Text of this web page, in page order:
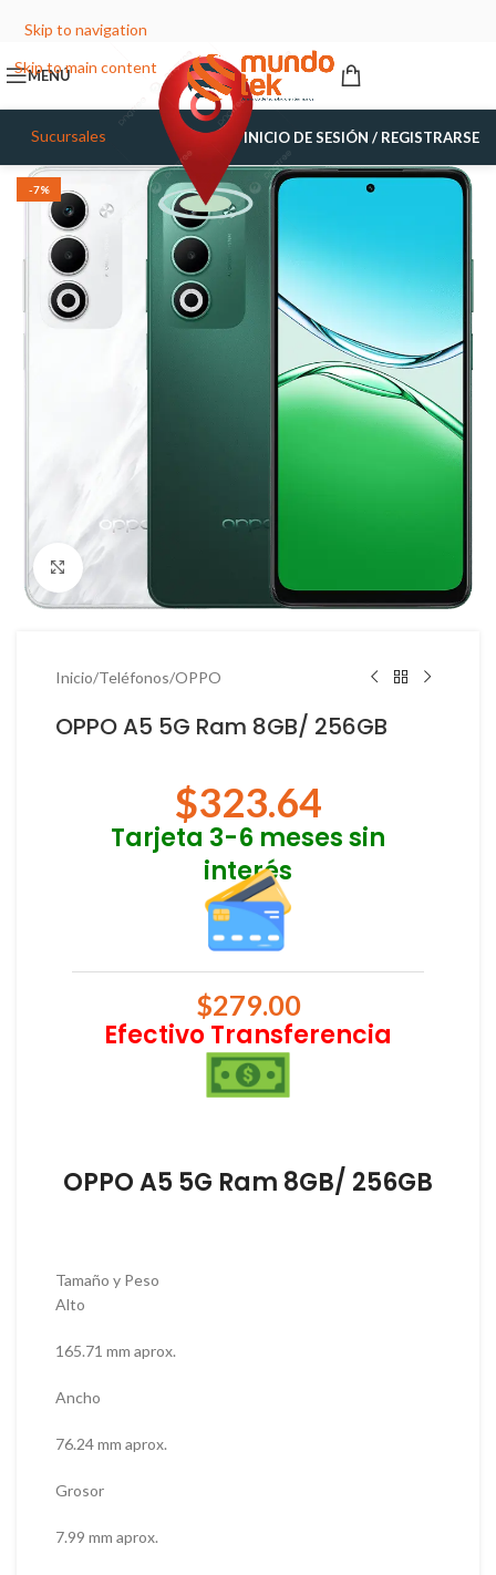
Skip to navigation
Skip to main content
MENÚ
Sucursales INICIO DE SESIÓN / REGISTRARSE
-7%
Haga Click para agrandar
Inicio/Teléfonos/OPPO
OPPO A5 5G Ram 8GB/ 256GB
$323.64
Tarjeta 3-6 meses sin
interés
$279.00
Efectivo Transferencia
OPPO A5 5G Ram 8GB/ 256GB
Tamaño y Peso
Alto
165.71 mm aprox.
Ancho
76.24 mm aprox.
Grosor
7.99 mm aprox.